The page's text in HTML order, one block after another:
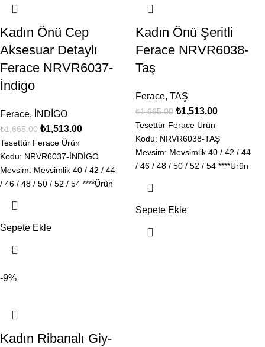
Kadın Önü Cep
Aksesuar Detaylı
Ferace NRVR6037-
İndigo
Ferace, İNDİGO
₺1,665.00 ₺1,513.00
Tesettür Ferace Ürün
Kodu: NRVR6037-İNDİGO
Mevsim: Mevsimlik 40 / 42 / 44
/ 46 / 48 / 50 / 52 / 54 ****Ürün
Sepete Ekle
Kadın Önü Şeritli
Ferace NRVR6038-
Taş
Ferace, TAŞ
₺1,665.00 ₺1,513.00
Tesettür Ferace Ürün
Kodu: NRVR6038-TAŞ
Mevsim: Mevsimlik 40 / 42 / 44
/ 46 / 48 / 50 / 52 / 54 ****Ürün
Sepete Ekle
-9%
Kadın Ribanalı Giy-